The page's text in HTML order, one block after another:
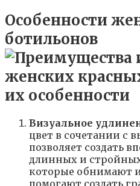
Особенности
ботильонов
Визуальное
цвет в сочетании с
позволяет создать
длинных и
которые обнимают